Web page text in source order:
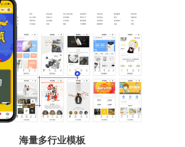
海量多行业模板